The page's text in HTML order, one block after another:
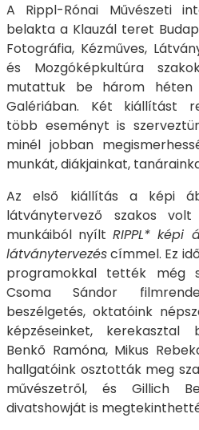
A Rippl-Rónai Művészeti
belakta a Klauzál teret
Fotográfia, Kézműves,
és Mozgóképkultúra
mutattuk be három
Galériában. Két kiállítást
több eseményt is
minél jobban
munkát, diákjainkat,
Az első kiállítás a képi
látványtervező szakos
munkáiból nyíltRIPPL* képi
látványtervezéscímmel. Ez
programokkal tették még
Csoma Sándor
beszélgetés, oktatóink
képzéseinket, kerekasztal
Benkő Ramóna, Mikus
hallgatóink osztották meg
művészetről, és Gillich
divatshowját is